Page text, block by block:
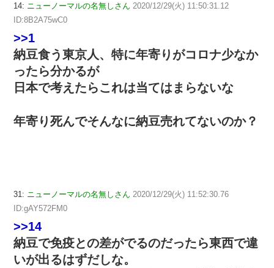
14: ニューノーマルの名無しさん 2020/12/29(火) 11:50:31.12
ID:8B2A75wC0
>>1
納豆食う東京人、特に年寄りがコロナ少なか
ったら分かるが
日本で考えたらこれは当てはまらないな
年寄り死んでそんなに納豆売れてないのか？
31: ニューノーマルの名無しさん 2020/12/29(火) 11:52:30.76
ID:gAY572FM0
>>14
納豆で免疫との差がでるのだったら東西で違
いが出るはずだしな。